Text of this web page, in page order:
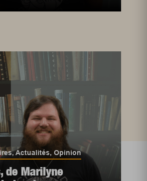
,Actualités,Opinion
de Marilyne